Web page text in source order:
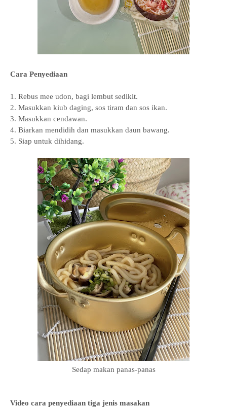
Cara Penyediaan
1. Rebus mee udon, bagi lembut sedikit.
2. Masukkan kiub daging, sos tiram dan sos ikan.
3. Masukkan cendawan.
4. Biarkan mendidih dan masukkan daun bawang.
5. Siap untuk dihidang.
Sedap makan panas-panas
Video cara penyediaan tiga jenis masakan